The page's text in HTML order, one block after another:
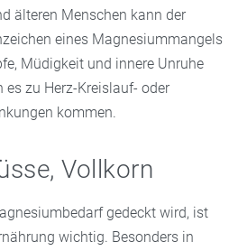
älteren Menschen kann der
eines Magnesiummangels
Müdigkeit und innere Unruhe
zu Herz-Kreislauf- oder
kommen.
Vollkorn
gedeckt wird, ist
wichtig. Besonders in